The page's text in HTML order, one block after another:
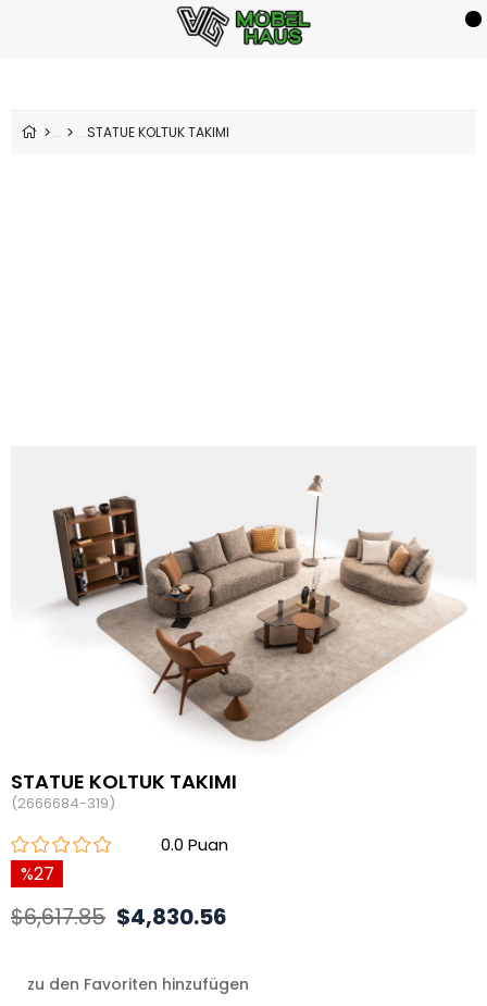
STATUE KOLTUK TAKIMI
STATUE KOLTUK TAKIMI
(2666684-319)
0.0
27
$6,617.85 $4,830.56
zu den Favoriten hinzufügen